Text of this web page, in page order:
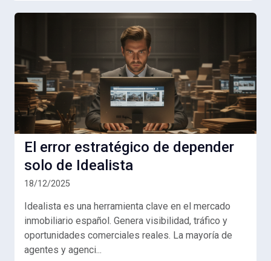
El error estratégico de depender
solo de Idealista
18/12/2025
Idealista es una herramienta clave en el mercado
inmobiliario español. Genera visibilidad, tráfico y
oportunidades comerciales reales. La mayoría de
agentes y agenci...